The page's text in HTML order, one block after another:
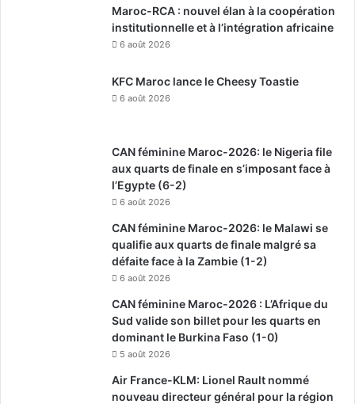
Maroc-RCA : nouvel élan à la coopération
institutionnelle et à l’intégration africaine
6 août 2026
KFC Maroc lance le Cheesy Toastie
6 août 2026
CAN féminine Maroc-2026: le Nigeria file
aux quarts de finale en s’imposant face à
l’Egypte (6-2)
6 août 2026
CAN féminine Maroc-2026: le Malawi se
qualifie aux quarts de finale malgré sa
défaite face à la Zambie (1-2)
6 août 2026
CAN féminine Maroc-2026 : L’Afrique du
Sud valide son billet pour les quarts en
dominant le Burkina Faso (1-0)
5 août 2026
Air France-KLM: Lionel Rault nommé
nouveau directeur général pour la région